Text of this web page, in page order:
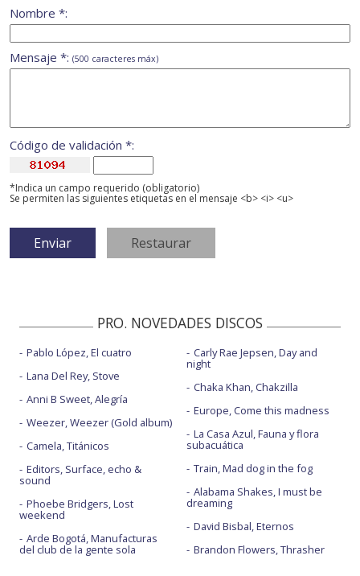
Nombre *:
Mensaje *: (500 caracteres máx)
Código de validación *:
*Indica un campo requerido (obligatorio)
Se permiten las siguientes etiquetas en el mensaje <b> <i> <u>
PRO. NOVEDADES DISCOS
Pablo López, El cuatro
Lana Del Rey, Stove
Anni B Sweet, Alegría
Weezer, Weezer (Gold album)
Camela, Titánicos
Editors, Surface, echo &
sound
Phoebe Bridgers, Lost
weekend
Arde Bogotá, Manufacturas
del club de la gente sola
Carly Rae Jepsen, Day and
night
Chaka Khan, Chakzilla
Europe, Come this madness
La Casa Azul, Fauna y flora
subacuática
Train, Mad dog in the fog
Alabama Shakes, I must be
dreaming
David Bisbal, Eternos
Brandon Flowers, Thrasher